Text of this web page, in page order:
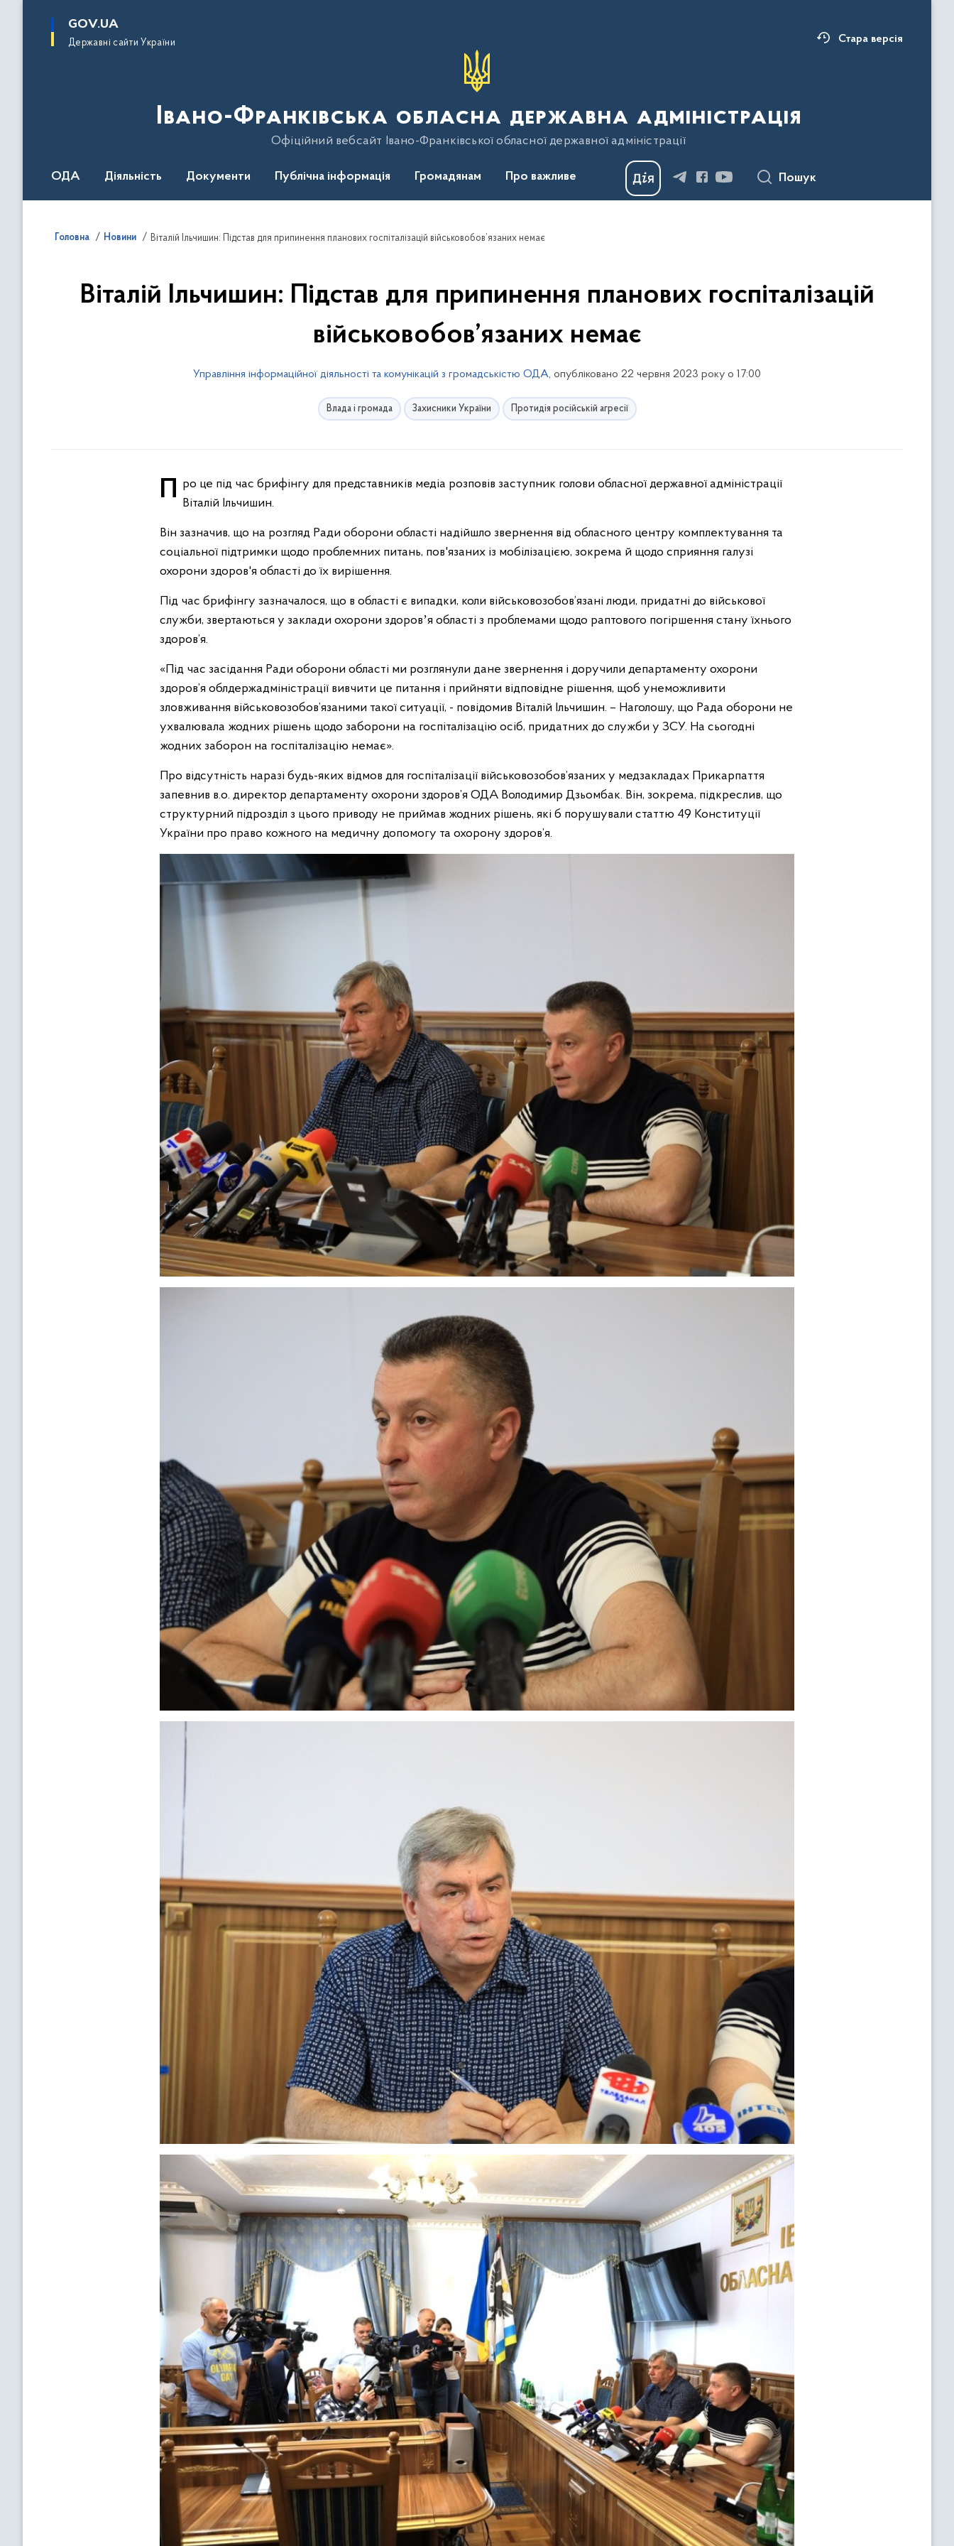
основного
GOV.UA
Державні сайти України Стара версія
Івано-Франківська обласна державна адміністрація
Офіційний вебсайт Івано-Франківської обласної державної адміністрації
ОДА Діяльність Документи Публічна інформація Громадянам Про важливе Пошук
Головна Новини Віталій Ільчишин: Підстав для припинення планових госпіталізацій військовобов’язаних немає
Віталій Ільчишин: Підстав для припинення планових госпіталізацій
військовобов’язаних немає
Управління інформаційної діяльності та комунікацій з громадськістю ОДА, опубліковано 22 червня 2023 року о 17:00
Влада і громада Захисники України Протидія російській агресії
Про це під час брифінгу для представників медіа розповів заступник голови обласної державної адміністрації Віталій Ільчишин.
Він зазначив, що на розгляд Ради оборони області надійшло звернення від обласного центру комплектування та
соціальної підтримки щодо проблемних питань, пов'язаних із мобілізацією, зокрема й щодо сприяння галузі
охорони здоров'я області до їх вирішення.
Під час брифінгу зазначалося, що в області є випадки, коли військовозобов’язані люди, придатні до військової
служби, звертаються у заклади охорони здоровʼя області з проблемами щодо раптового погіршення стану їхнього
здоров’я.
«Під час засідання Ради оборони області ми розглянули дане звернення і доручили департаменту охорони
здоров’я облдержадміністрації вивчити це питання і прийняти відповідне рішення, щоб унеможливити
зловживання військовозобов’язаними такої ситуації, - повідомив Віталій Ільчишин. – Наголошу, що Рада оборони не
ухвалювала жодних рішень щодо заборони на госпіталізацію осіб, придатних до служби у ЗСУ. На сьогодні
жодних заборон на госпіталізацію немає».
Про відсутність наразі будь-яких відмов для госпіталізації військовозобов’язаних у медзакладах Прикарпаття
запевнив в.о. директор департаменту охорони здоров’я ОДА Володимир Дзьомбак. Він, зокрема, підкреслив, що
структурний підрозділ з цього приводу не приймав жодних рішень, які б порушували статтю 49 Конституції
України про право кожного на медичну допомогу та охорону здоров’я.